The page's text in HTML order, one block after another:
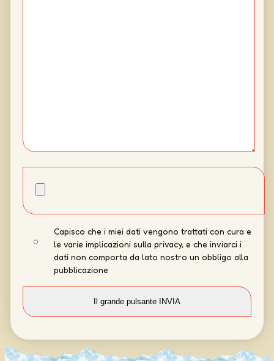
Capisco che i miei dati vengono trattati con cura e
le varie implicazioni sulla privacy, e che inviarci i
dati non comporta da lato nostro un obbligo alla
pubblicazione